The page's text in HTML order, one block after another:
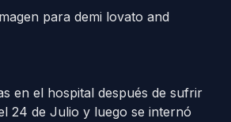
en el hospital después de sufrir
24 de Julio y luego se internó